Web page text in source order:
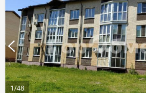
1/48